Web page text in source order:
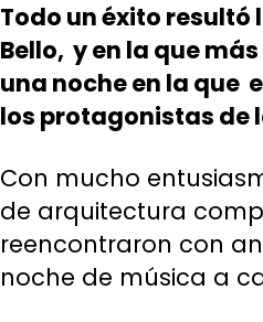
Todo un éxito
Bello, y en la que
una noche en la que
los protagonistas de
Con mucho
de arquitectura
reencontraron con
noche de música a